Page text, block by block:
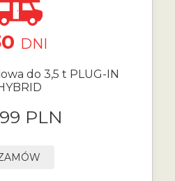
DNI
do 3,5 t PLUG-IN
PLN